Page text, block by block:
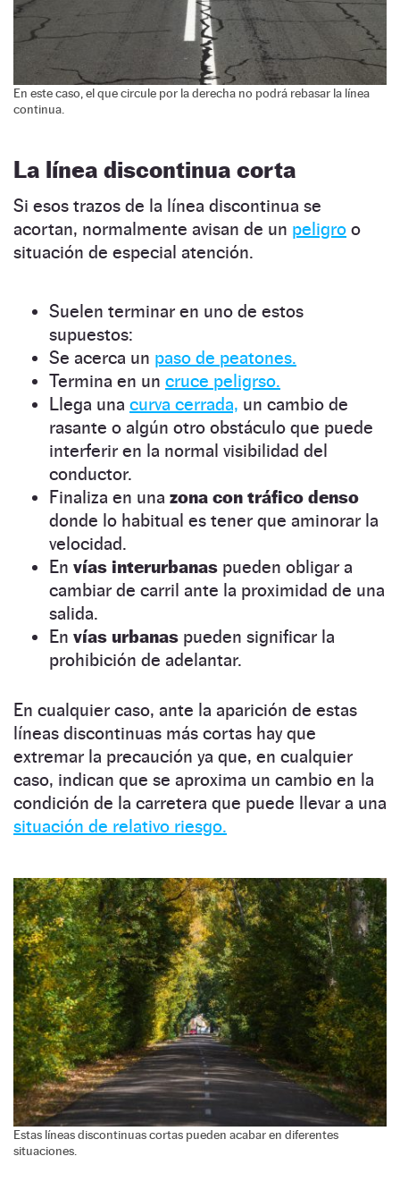
En este caso, el que circule por la derecha no podrá rebasar la línea
continua.
La línea discontinua corta
Si esos trazos de la línea discontinua se
acortan, normalmente avisan de un peligro o
situación de especial atención.
Suelen terminar en uno de estos
supuestos:
Se acerca un paso de peatones.
Termina en un cruce peligrso.
Llega una curva cerrada, un cambio de
rasante o algún otro obstáculo que puede
interferir en la normal visibilidad del
conductor.
Finaliza en una zona con tráfico denso
donde lo habitual es tener que aminorar la
velocidad.
En vías interurbanas pueden obligar a
cambiar de carril ante la proximidad de una
salida.
En vías urbanas pueden significar la
prohibición de adelantar.
En cualquier caso, ante la aparición de estas
líneas discontinuas más cortas hay que
extremar la precaución ya que, en cualquier
caso, indican que se aproxima un cambio en la
condición de la carretera que puede llevar a una
situación de relativo riesgo.
Estas líneas discontinuas cortas pueden acabar en diferentes
situaciones.